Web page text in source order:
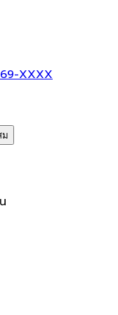
XXXX
ม